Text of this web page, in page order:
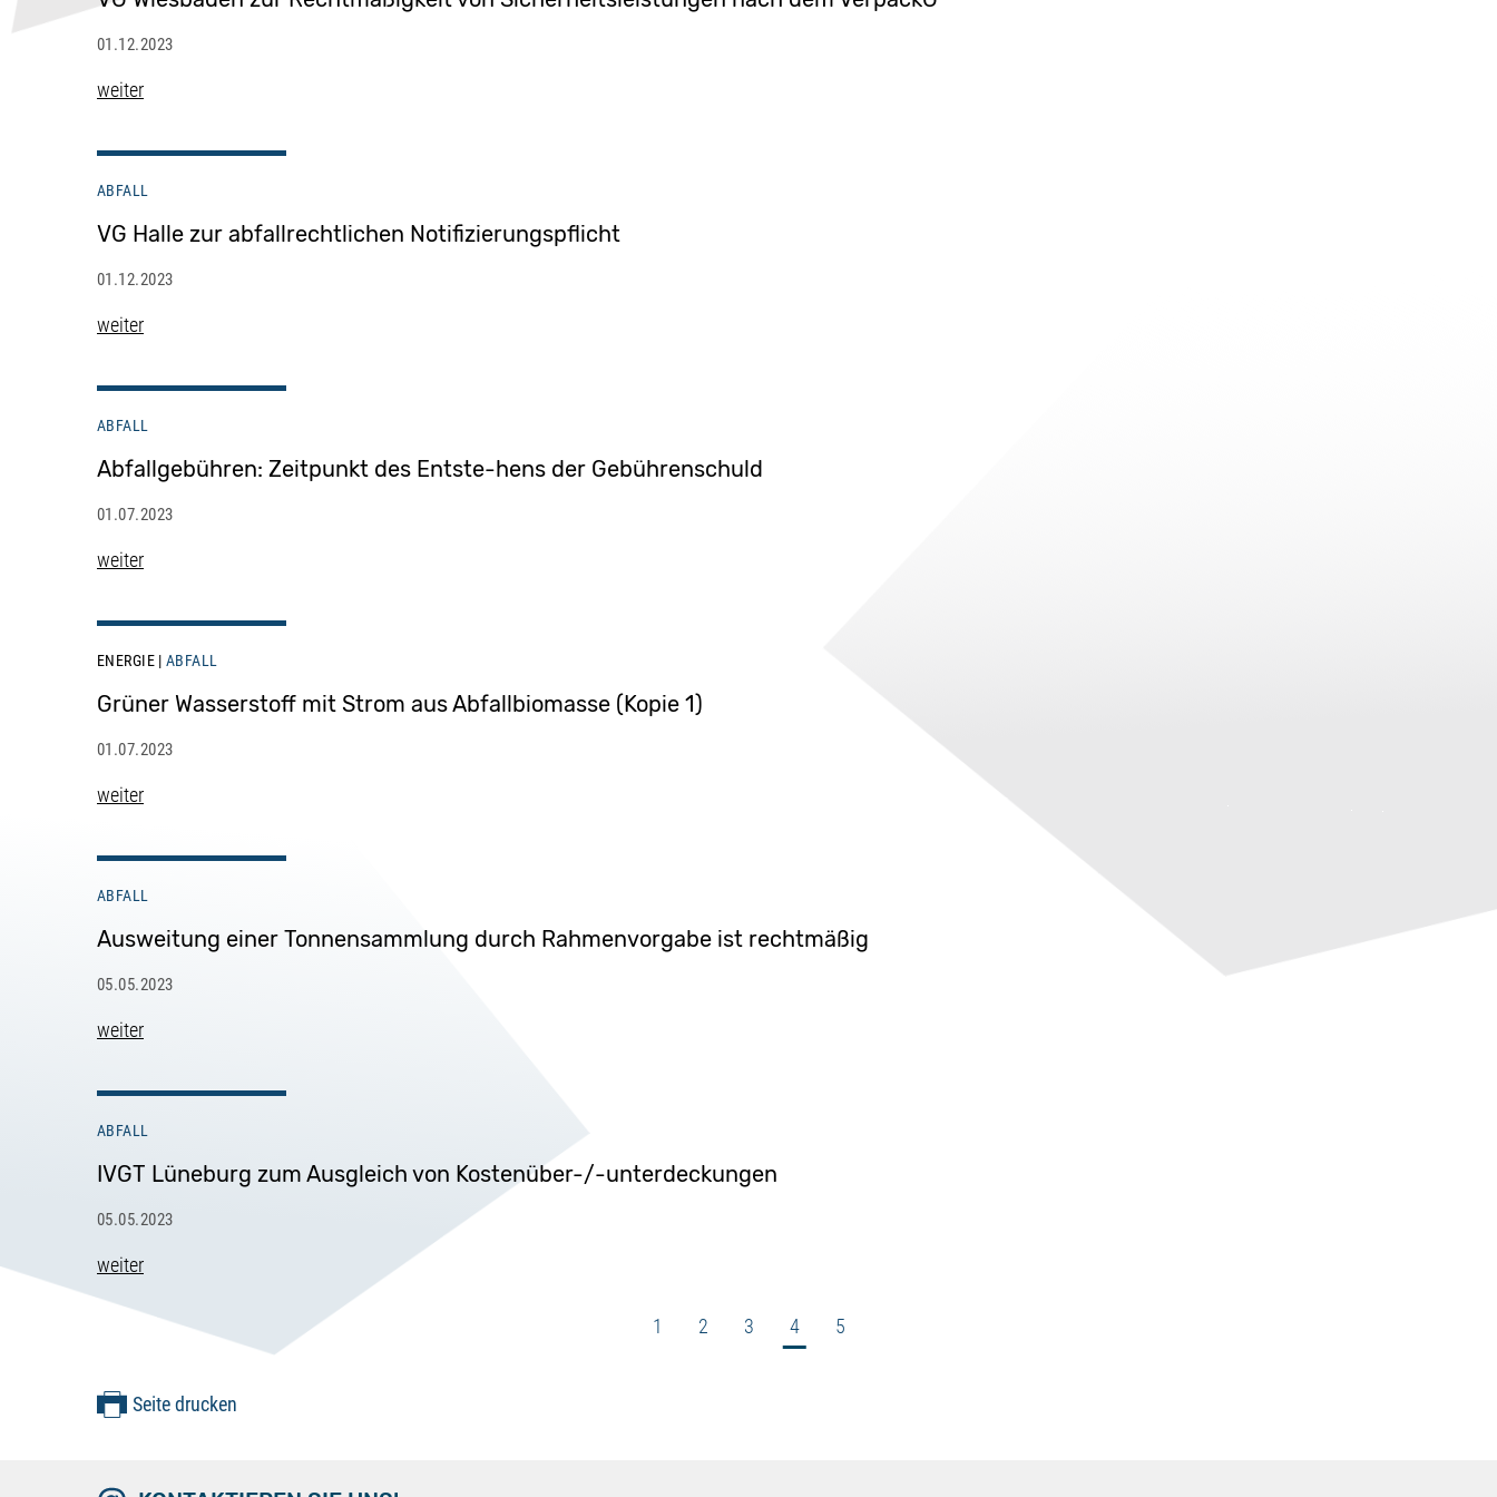
01.12.2023
weiter
ABFALL
VG Halle zur abfallrechtlichen Notifizierungspflicht
01.12.2023
weiter
ABFALL
Abfallgebühren: Zeitpunkt des Entste-hens der Gebührenschuld
01.07.2023
weiter
ENERGIE ABFALL
Grüner Wasserstoff mit Strom aus Abfallbiomasse (Kopie 1)
01.07.2023
weiter
ABFALL
Ausweitung einer Tonnensammlung durch Rahmenvorgabe ist rechtmäßig
05.05.2023
weiter
ABFALL
IVGT Lüneburg zum Ausgleich von Kostenüber-/-unterdeckungen
05.05.2023
weiter
1 2 3 4 5
Seite drucken